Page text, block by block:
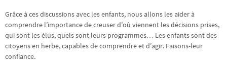
Grâce à ces discussions avec les enfants, nous allons les aider à
comprendre l’importance de creuser d’où viennent les décisions prises,
qui sont les élus, quels sont leurs programmes… Les enfants sont des
citoyens en herbe, capables de comprendre et d’agir. Faisons-leur
confiance.